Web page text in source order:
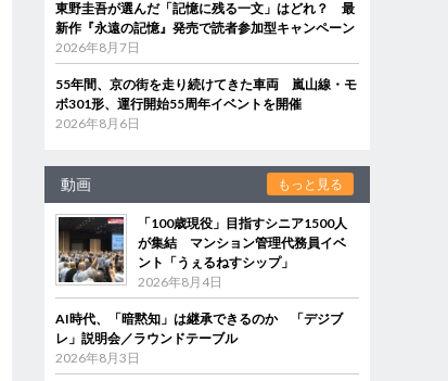
東野圭吾が選んだ「記憶に残る一文」はどれ？ 最
新作『永遠の記憶』発売で読者参加型キャンペーン
2026年8月7日
55年間、京の街を走り続けてきた車両 嵐山線・モ
ボ301形、運行開始55周年イベントを開催
2026年8月6日
動画 もっと見る
「100歳現役」目指すシニア1500人
が集結 マンション管理代務員イベ
ント「うぇるねすシップ」
2026年8月4日
AI時代、「暗黙知」は継承できるのか 「デジブ
レ」説明会／ラウンドテーブル
2026年8月3日